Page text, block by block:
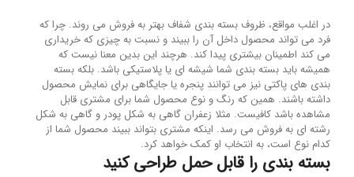
در اغلب مواقع، ظروف بسته بندی شفاف بهتر به فروش می روند. چرا که
فرد می تواند محصول داخل آن را ببیند و نسبت به چیزی که خریداری
می کند اطمینان بیشتری پیدا کند. هرچند این بدین معنا نیست که
همیشه باید بسته بندی شما شیشه ای یا پلاستیکی باشد. بلکه بسته
بندی های پاکتی نیز می توانند پنجره یا جایگاهی برای نمایش محصول
داشته باشند. همین که رنگ و نوع محصول شما برای مشتری قابل
مشاهده باشد کافیست. مثلا زعفران گاهی به شکل پودر و گاهی به شکل
رشته ای به فروش می رسد. اینکه مشتری بتواند ببیند محصول شما از
کدام نوع است، به انتخاب او کمک خواهد کرد.
بسته بندی را قابل حمل طراحی کنید